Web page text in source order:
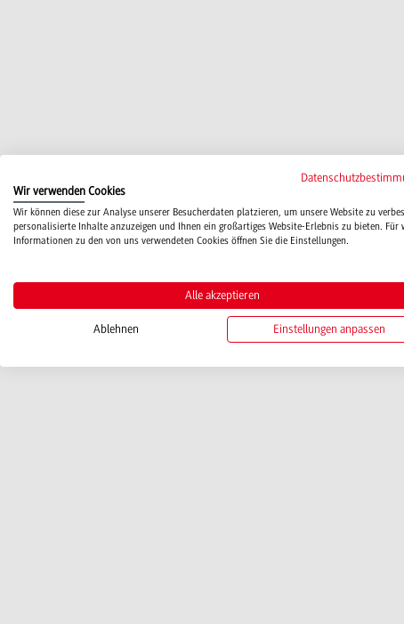
Wir verwenden Cookies
Wir können diese zur Analyse unserer Besucherdaten platzieren, um unsere Website zu
personalisierte Inhalte anzuzeigen und Ihnen ein großartiges Website-Erlebnis zu bieten. Für
Informationen zu den von uns verwendeten Cookies öffnen Sie die Einstellungen.
Alle akzeptieren
Ablehnen Einstellungen anpassen